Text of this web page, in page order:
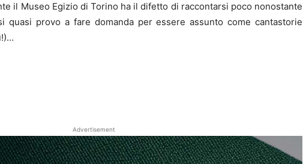
il Museo Egizio di Torino ha il difetto di raccontarsi poco nonostante
quasi provo a fare domanda per essere assunto come cantastorie
Advertisement